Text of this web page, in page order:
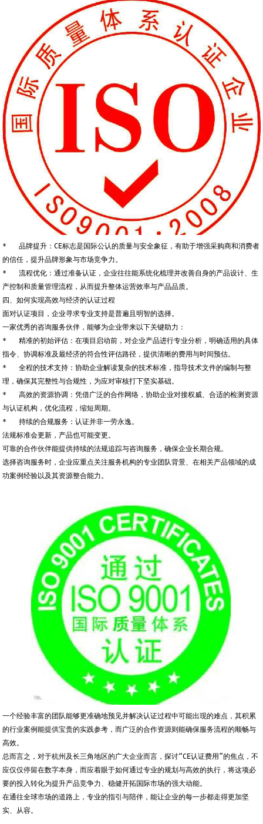
*   品牌提升：CE标志是国际公认的质量与安全象征，有助于增强采购商和消费者
的信任，提升品牌形象与市场竞争力。
*   流程优化：通过准备认证，企业往往能系统化梳理并改善自身的产品设计、生
产控制和质量管理流程，从而提升整体运营效率与产品品质。
四、如何实现高效与经济的认证过程
面对认证项目，企业寻求专业支持是普遍且明智的选择。
一家优秀的咨询服务伙伴，能够为企业带来以下关键助力：
*   精准的初始评估：在项目启动前，对企业产品进行专业分析，明确适用的具体
指令、协调标准及最经济的符合性评估路径，提供清晰的费用与时间预估。
*   全程的技术支持：协助企业解读复杂的技术标准，指导技术文件的编制与整
理，确保其完整性与合规性，为应对审核打下坚实基础。
*   高效的资源协调：凭借广泛的合作网络，协助企业对接权威、合适的检测资源
与认证机构，优化流程，缩短周期。
*   持续的合规服务：认证并非一劳永逸。
法规标准会更新，产品也可能变更。
可靠的合作伙伴能提供持续的法规追踪与咨询服务，确保企业长期合规。
选择咨询服务时，企业应重点关注服务机构的专业团队背景、在相关产品领域的成
功案例经验以及其资源整合能力。
一个经验丰富的团队能够更准确地预见并解决认证过程中可能出现的难点，其积累
的行业案例能提供宝贵的实践参考，而广泛的合作资源则能确保服务流程的顺畅与
高效。
总而言之，对于杭州及长三角地区的广大企业而言，探讨“CE认证费用”的焦点，不
应仅仅停留在数字本身，而应着眼于如何通过专业的规划与高效的执行，将这项必
要的投入转化为提升产品竞争力、稳健开拓国际市场的强大动能。
在通往全球市场的道路上，专业的指引与陪伴，能让企业的每一步都走得更加坚
实、从容。